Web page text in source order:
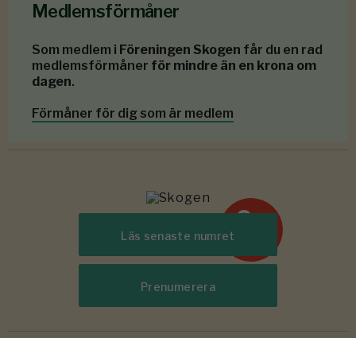
Medlemsförmåner
Som medlem i Föreningen Skogen får du en rad
medlemsförmåner för mindre än en krona om
dagen.
Förmåner för dig som är medlem
6-7
Läs senaste numret
Prenumerera